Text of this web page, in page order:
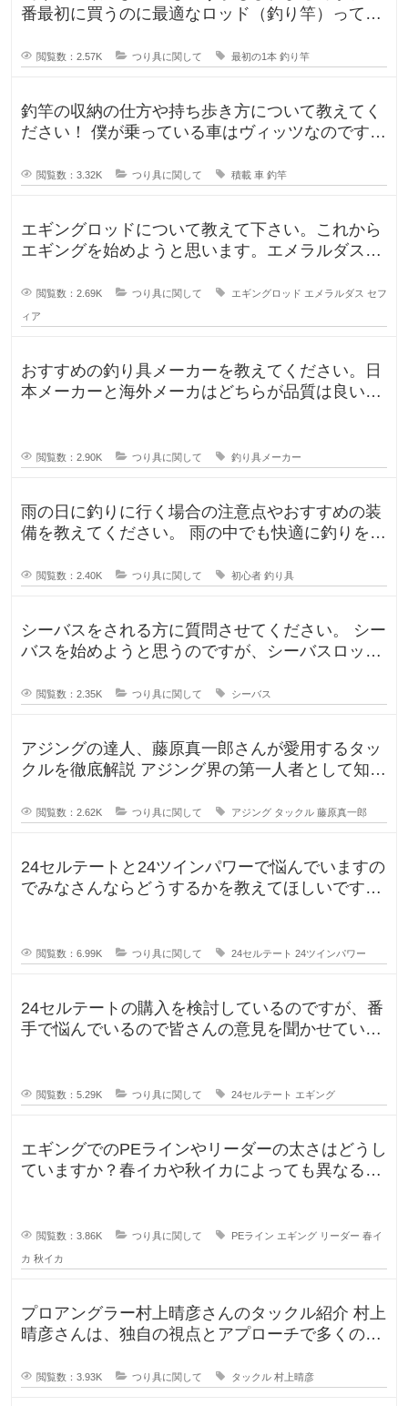
番最初に買うのに最適なロッド（釣り竿）ってど
閲覧数：2.57K つり具に関して 最初の1本 釣り竿
釣竿の収納の仕方や持ち歩き方について教えてく
ださい！ 僕が乗っている車はヴィッツなのです
閲覧数：3.32K つり具に関して 積載 車 釣竿
エギングロッドについて教えて下さい。これから
エギングを始めようと思います。エメラルダスや
閲覧数：2.69K つり具に関して エギングロッド エメラルダス セフ
ィア
おすすめの釣り具メーカーを教えてください。日
本メーカーと海外メーカはどちらが品質は良いで
閲覧数：2.90K つり具に関して 釣り具メーカー
雨の日に釣りに行く場合の注意点やおすすめの装
備を教えてください。 雨の中でも快適に釣りを楽
閲覧数：2.40K つり具に関して 初心者 釣り具
シーバスをされる方に質問させてください。 シー
バスを始めようと思うのですが、シーバスロッド
閲覧数：2.35K つり具に関して シーバス
アジングの達人、藤原真一郎さんが愛用するタッ
クルを徹底解説 アジング界の第一人者として知ら
閲覧数：2.62K つり具に関して アジング タックル 藤原真一郎
24セルテートと24ツインパワーで悩んでいますの
でみなさんならどうするかを教えてほしいです。
閲覧数：6.99K つり具に関して 24セルテート 24ツインパワー
24セルテートの購入を検討しているのですが、番
手で悩んでいるので皆さんの意見を聞かせていた
閲覧数：5.29K つり具に関して 24セルテート エギング
エギングでのPEラインやリーダーの太さはどうし
ていますか？春イカや秋イカによっても異なると
閲覧数：3.86K つり具に関して PEライン エギング リーダー 春イ
カ 秋イカ
プロアングラー村上晴彦さんのタックル紹介 村上
晴彦さんは、独自の視点とアプローチで多くのフ
閲覧数：3.93K つり具に関して タックル 村上晴彦